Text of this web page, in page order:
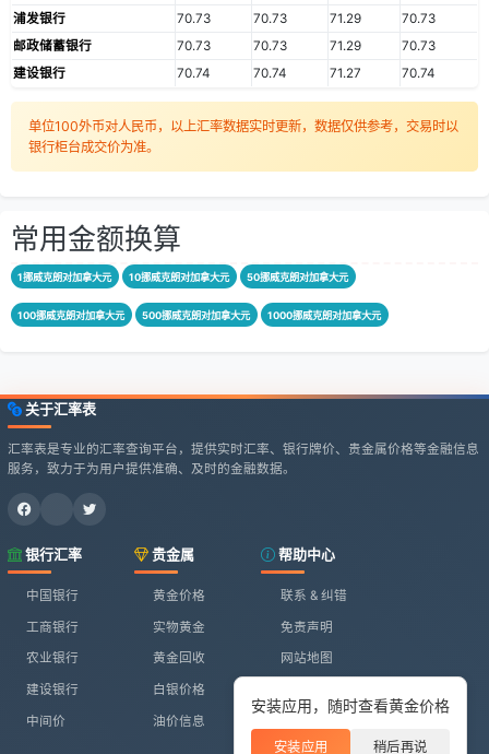
安装应用，随时查看黄金价格
安装应用 稍后再说
浦发银行
70.73 70.73 71.29
70.73
邮政储蓄银行
70.73 70.73 71.29
70.73
建设银行
70.74 70.74 71.27 70.74
单位100外币对人民币，以上汇率数据实时更新，数据仅供参考，交易时以
银行柜台成交价为准。
常用金额换算
1挪威克朗对加拿大元 10挪威克朗对加拿大元 50挪威克朗对加拿大元
100挪威克朗对加拿大元 500挪威克朗对加拿大元 1000挪威克朗对加拿大元
关于汇率表
汇率表是专业的汇率查询平台，提供实时汇率、银行牌价、贵金属价格等金融信息
服务，致力于为用户提供准确、及时的金融数据。
银行汇率
中国银行
工商银行
农业银行
建设银行
中间价
贵金属
黄金价格
实物黄金
黄金回收
白银价格
油价信息
帮助中心
联系 & 纠错
免责声明
网站地图